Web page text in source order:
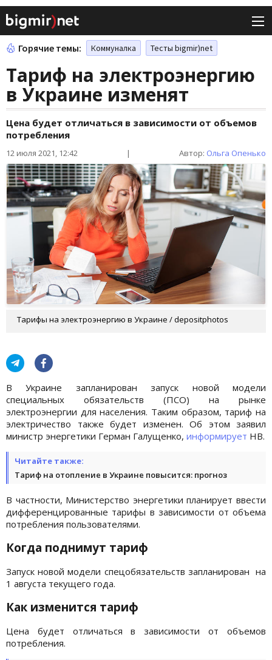
Горячие темы: Коммуналка Тесты bigmir)net
Тариф на электроэнергию
в Украине изменят
Цена будет отличаться в зависимости от объемов
потребления
12 июля 2021, 12:42 | Автор: Ольга Опенько
Тарифы на электроэнергию в Украине / depositphotos
В Украине запланирован запуск новой модели
специальных обязательств (ПСО) на рынке
электроэнергии для населения. Таким образом, тариф на
электричество также будет изменен. Об этом заявил
министр энергетики Герман Галущенко, информирует НВ.
Читайте также:
Тариф на отопление в Украине повысится: прогноз
В частности, Министерство энергетики планирует ввести
дифференцированные тарифы в зависимости от объема
потребления пользователями.
Когда поднимут тариф
Запуск новой модели спецобязательств запланирован на
1 августа текущего года.
Как изменится тариф
Цена будет отличаться в зависимости от объемов
потребления.